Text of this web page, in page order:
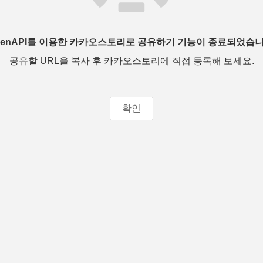
를 이용한 카카오스토리로 공유하기 기능이 종료되었습
공유할 URL을 복사 후 카카오스토리에 직접 등록해 보세요.
확인